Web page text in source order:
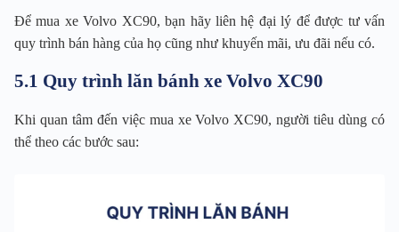
Để mua xe Volvo XC90, bạn hãy liên hệ đại lý để được tư vấn
quy trình bán hàng của họ cũng như khuyến mãi, ưu đãi nếu có.
5.1 Quy trình lăn bánh xe Volvo XC90
Khi quan tâm đến việc mua xe Volvo XC90, người tiêu dùng có
thể theo các bước sau: